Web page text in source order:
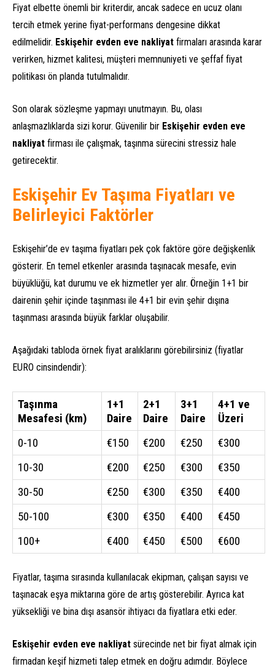
Fiyat elbette önemli bir kriterdir, ancak sadece en ucuz olanı
tercih etmek yerine fiyat-performans dengesine dikkat
edilmelidir. Eskişehir evden eve nakliyat firmaları arasında karar
verirken, hizmet kalitesi, müşteri memnuniyeti ve şeffaf fiyat
politikası ön planda tutulmalıdır.
Son olarak sözleşme yapmayı unutmayın. Bu, olası
anlaşmazlıklarda sizi korur. Güvenilir bir Eskişehir evden eve
nakliyat firması ile çalışmak, taşınma sürecini stressiz hale
getirecektir.
Eskişehir Ev Taşıma Fiyatları ve
Belirleyici Faktörler
Eskişehir’de ev taşıma fiyatları pek çok faktöre göre değişkenlik
gösterir. En temel etkenler arasında taşınacak mesafe, evin
büyüklüğü, kat durumu ve ek hizmetler yer alır. Örneğin 1+1 bir
dairenin şehir içinde taşınması ile 4+1 bir evin şehir dışına
taşınması arasında büyük farklar oluşabilir.
Aşağıdaki tabloda örnek fiyat aralıklarını görebilirsiniz (fiyatlar
EURO cinsindendir):
Taşınma
Mesafesi (km)
1+1
Daire
2+1
Daire
3+1
Daire
4+1 ve
Üzeri
0-10
€150 €200 €250
€300
10-30
€200 €250 €300
€350
30-50
€250 €300 €350
€400
50-100
€300 €350 €400
€450
100+
€400 €450 €500 €600
Fiyatlar, taşıma sırasında kullanılacak ekipman, çalışan sayısı ve
taşınacak eşya miktarına göre de artış gösterebilir. Ayrıca kat
yüksekliği ve bina dışı asansör ihtiyacı da fiyatlara etki eder.
Eskişehir evden eve nakliyat sürecinde net bir fiyat almak için
firmadan keşif hizmeti talep etmek en doğru adımdır. Böylece